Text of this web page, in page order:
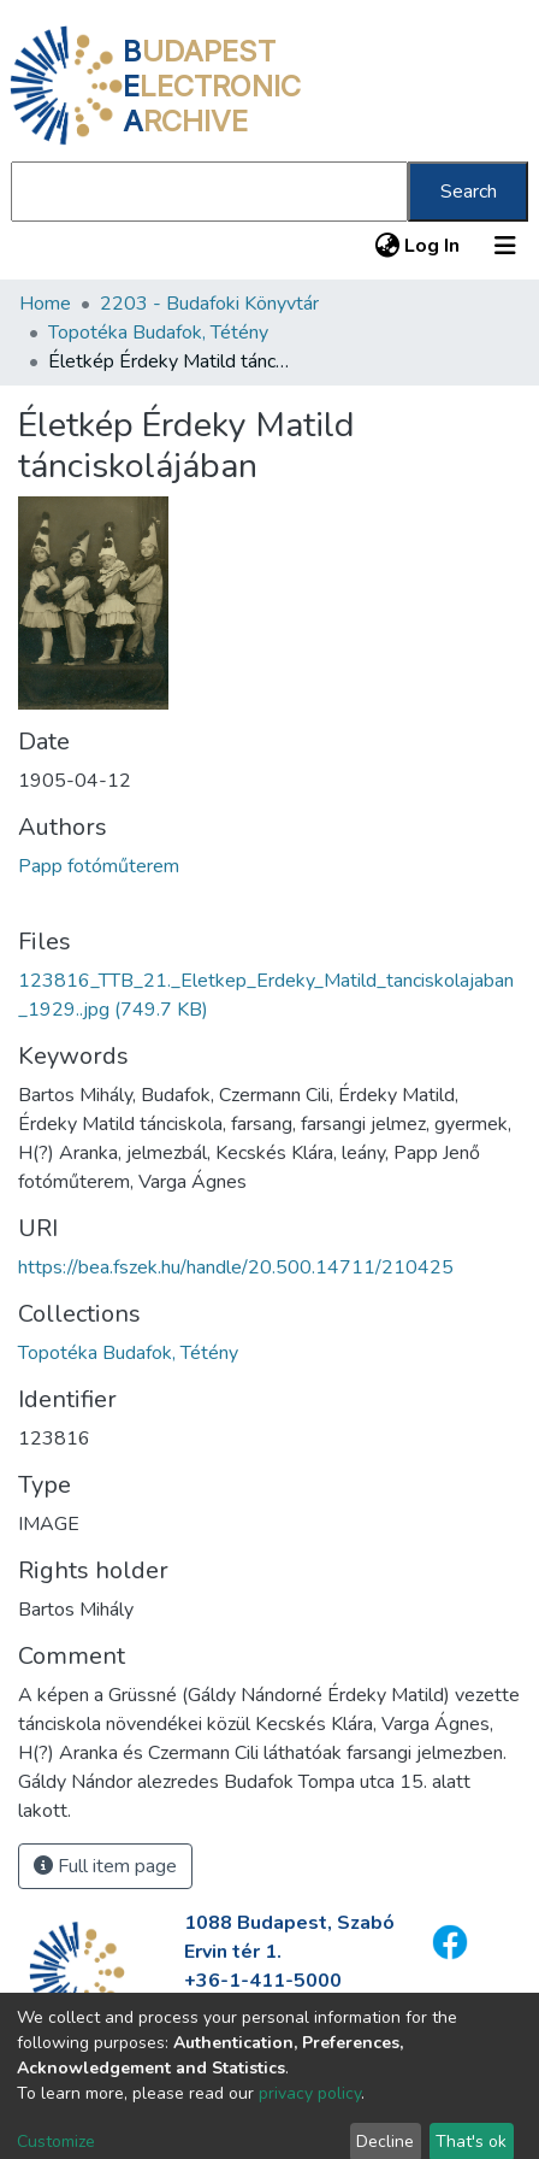
BUDAPEST
ELECTRONIC
ARCHIVE
Search
Log In (current)
Communities & Collections
All of DSpace
Statistics
About us
Home
2203 - Budafoki Könyvtár
Topotéka Budafok, Tétény
Életkép Érdeky Matild tánciskolájában
Életkép Érdeky Matild
tánciskolájában
Date
1905-04-12
Authors
Papp fotóműterem
Files
123816_TTB_21._Eletkep_Erdeky_Matild_tanciskolajaban
_1929..jpg (749.7 KB)
Keywords
Bartos Mihály, Budafok, Czermann Cili, Érdeky Matild,
Érdeky Matild tánciskola, farsang, farsangi jelmez, gyermek,
H(?) Aranka, jelmezbál, Kecskés Klára, leány, Papp Jenő
fotóműterem, Varga Ágnes
URI
https://bea.fszek.hu/handle/20.500.14711/210425
Collections
Topotéka Budafok, Tétény
Identifier
123816
Type
IMAGE
Rights holder
Bartos Mihály
Comment
A képen a Grüssné (Gáldy Nándorné Érdeky Matild) vezette
tánciskola növendékei közül Kecskés Klára, Varga Ágnes,
H(?) Aranka és Czermann Cili láthatóak farsangi jelmezben.
Gáldy Nándor alezredes Budafok Tompa utca 15. alatt
lakott.
Full item page
1088 Budapest, Szabó
Ervin tér 1.
+36-1-411-5000
info@fszek.hu
https://fszek.hu
We collect and process your personal information for the
following purposes: Authentication, Preferences,
Acknowledgement and Statistics.
To learn more, please read our privacy policy.
Customize Decline That's ok